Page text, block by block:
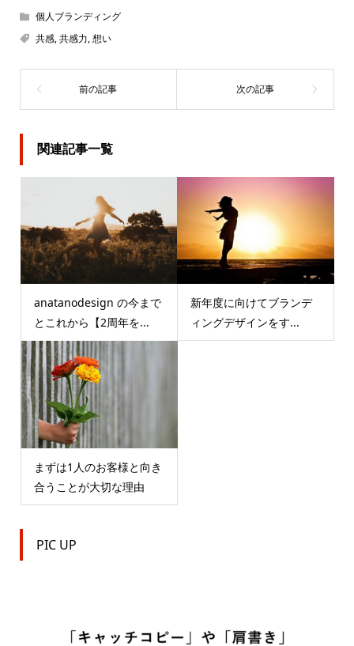
個人ブランディング
共感,共感力,想い
関連記事一覧
anatanodesign の今まで
とこれから【2周年を...
新年度に向けてブランデ
ィングデザインをす...
まずは1人のお客様と向き
合うことが大切な理由
PIC UP